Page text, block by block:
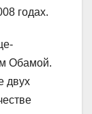
годах.
Обамой.
двух